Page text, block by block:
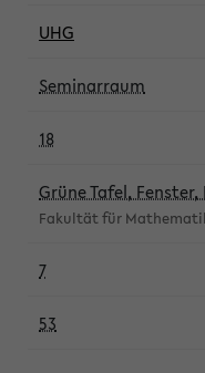
UHG
Seminarraum
18
Grüne Tafel,
Fakultät für
7
53